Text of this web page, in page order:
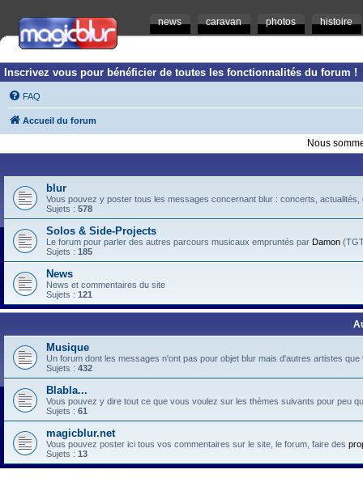
news caravan photos histoire
Inscrivez vous pour bénéficier de toutes les fonctionnalités du forum !
FAQ
Accueil du forum
Nous
blur
Vous pouvez y poster tous les messages concernant blur : concerts,
Sujets : 578
Solos & Side-Projects
Le forum pour parler des autres parcours musicaux empruntés par Damon
Sujets : 185
News
News et commentaires du site
Sujets : 121
Musique
Un forum dont les messages n'ont pas pour objet blur mais d'autres artistes
Sujets : 432
Blabla...
Vous pouvez y dire tout ce que vous voulez sur les thèmes suivants pour peu
Sujets : 61
magicblur.net
Vous pouvez poster ici tous vos commentaires sur le site, le forum, faire des
Sujets : 13